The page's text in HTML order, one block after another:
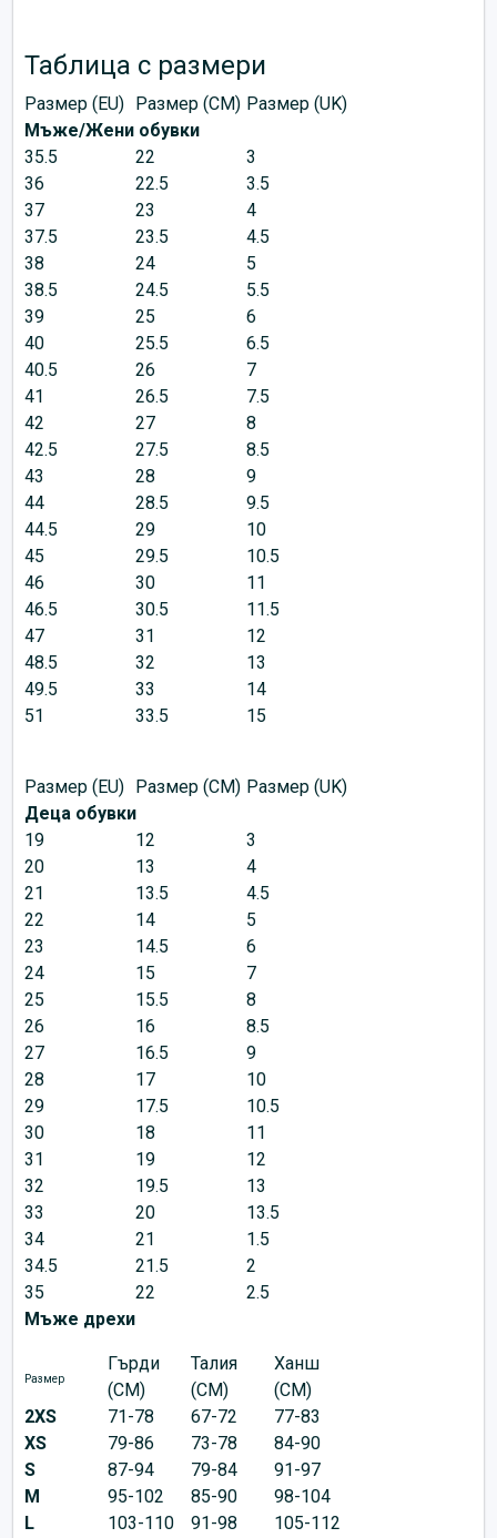
Таблица с размери
Размер (EU) Размер (CM) Размер (UK)
Мъже/Жени обувки
35.5
22
3
36
22.5
3.5
37
23
4
37.5
23.5
4.5
38
24
5
38.5
24.5
5.5
39
25
6
40
25.5
6.5
40.5
26
7
41
26.5
7.5
42
27
8
42.5
27.5
8.5
43
28
9
44
28.5
9.5
44.5
29
10
45
29.5
10.5
46
30
11
46.5
30.5
11.5
47
31
12
48.5
32
13
49.5
33
14
51
33.5 15
Размер (EU) Размер (CM) Размер (UK)
Деца обувки
19
12
3
20
13
4
21
13.5
4.5
22
14
5
23
14.5
6
24
15
7
25
15.5
8
26
16
8.5
27
16.5
9
28
17
10
29
17.5
10.5
30
18
11
31
19
12
32
19.5
13
33
20
13.5
34
21
1.5
34.5
21.5
2
35
22
2.5
Мъже дрехи
Размер
Гърди
(CM)
Талия
(CM)
Ханш
(CM)
2XS
71-78 67-72
77-83
XS
79-86 73-78
84-90
S
87-94 79-84
91-97
M
95-102 85-90
98-104
L
103-110 91-98 105-112